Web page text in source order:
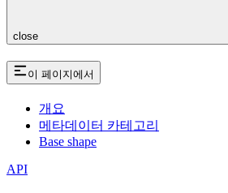
close
이 페이지에서
개요
메타데이터 카테고리
Base shape
API